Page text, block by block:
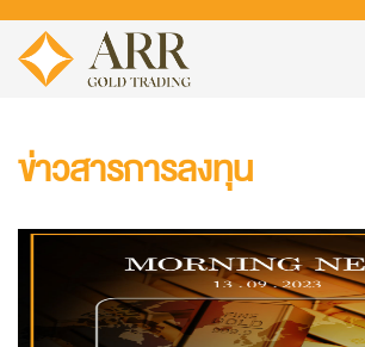
ข่าวสารการลงทุน